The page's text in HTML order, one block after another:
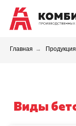
Главная → Продукция